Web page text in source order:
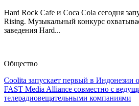
Hard Rock Cafe и Coca Cola сегодня
Rising. Музыкальный конкурс
заведения Hard...
Общество
Coolita запускает первый в Индонезии
FAST Media Alliance совместно с
телерадиовещательными компаниями